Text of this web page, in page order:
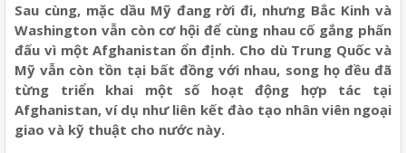
Sau cùng, mặc dầu Mỹ đang rời đi, nhưng Bắc Kinh và
Washington vẫn còn cơ hội để cùng nhau cố gắng phấn
đấu vì một Afghanistan ổn định. Cho dù Trung Quốc và
Mỹ vẫn còn tồn tại bất đồng với nhau, song họ đều đã
từng triển khai một số hoạt động hợp tác tại
Afghanistan, ví dụ như liên kết đào tạo nhân viên ngoại
giao và kỹ thuật cho nước này.